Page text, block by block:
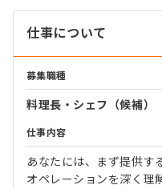
仕事について
募集職種
料理長・シェフ（候補）
仕事内容
あなたには、まず提供す
オペレーションを深く理